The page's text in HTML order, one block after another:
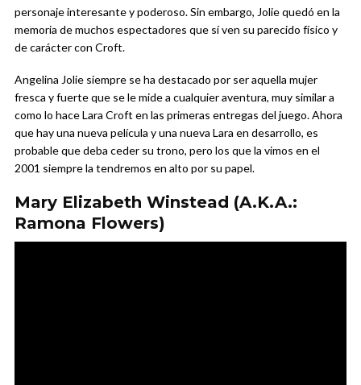
personaje interesante y poderoso. Sin embargo, Jolie quedó en la
memoria de muchos espectadores que sí ven su parecido físico y
de carácter con Croft.
Angelina Jolie siempre se ha destacado por ser aquella mujer
fresca y fuerte que se le mide a cualquier aventura, muy similar a
como lo hace Lara Croft en las primeras entregas del juego. Ahora
que hay una nueva película y una nueva Lara en desarrollo, es
probable que deba ceder su trono, pero los que la vimos en el
2001 siempre la tendremos en alto por su papel.
Mary Elizabeth Winstead (A.K.A.:
Ramona Flowers)